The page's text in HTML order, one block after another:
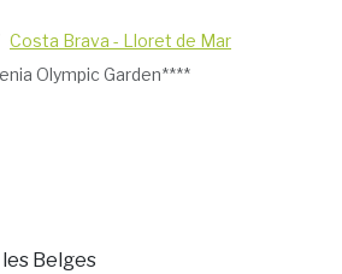
Costa Brava - Lloret de Mar
Olympic Garden****
Belges